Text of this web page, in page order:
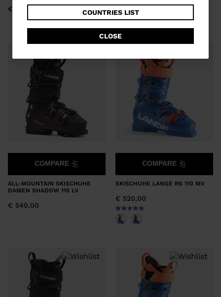
website
version
for
Österreich
We
recommend
visiting
the
version
for
United
States
COUNTRIES LIST
CLOSE
€ 50,00
ALL-MOUNTAIN SKISCHUHE
DAMEN SHADOW 115 LV
€ 540,00
COMPARE
SKISCHUHE LANGE RS 110 MV
€ 520,00
COMPARE